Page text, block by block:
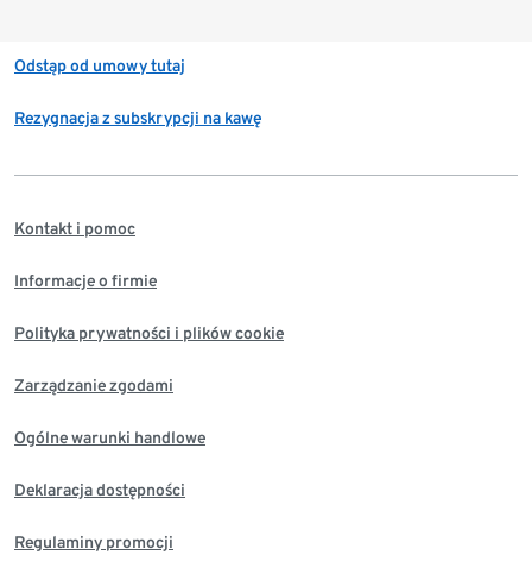
Odstąp od umowy tutaj
Rezygnacja z subskrypcji na kawę
Kontakt i pomoc
Informacje o firmie
Polityka prywatności i plików cookie
Zarządzanie zgodami
Ogólne warunki handlowe
Deklaracja dostępności
Regulaminy promocji